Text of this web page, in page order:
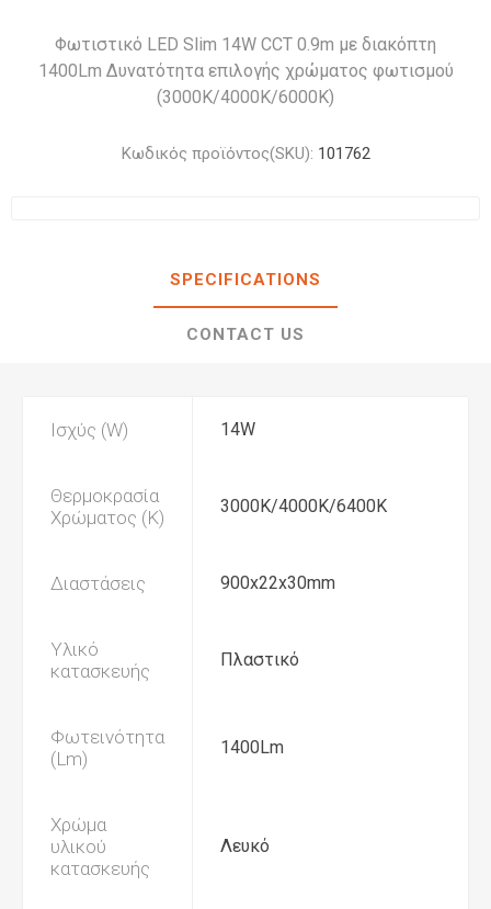
Φωτιστικό LED Slim 14W CCT 0.9m με διακόπτη
1400Lm Δυνατότητα επιλογής χρώματος φωτισμού
(3000Κ/4000Κ/6000Κ)
Κωδικός προϊόντος(SKU): 101762
SPECIFICATIONS
CONTACT US
Ισχύς (W) 14W
Θερμοκρασία
Χρώματος (K)
3000K/4000K/6400K
Διαστάσεις 900x22x30mm
Υλικό
κατασκευής
Πλαστικό
Φωτεινότητα
(Lm)
1400Lm
Χρώμα
υλικού
κατασκευής
Λευκό